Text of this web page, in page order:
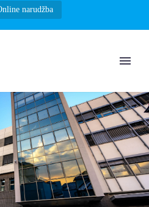
narudžba